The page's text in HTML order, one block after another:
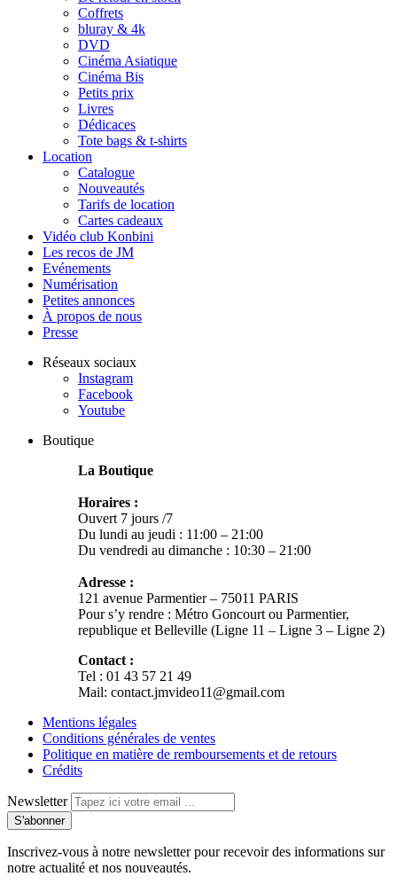
Coffrets
bluray & 4k
DVD
Cinéma Asiatique
Cinéma Bis
Petits prix
Livres
Dédicaces
Tote bags & t-shirts
Location
Catalogue
Nouveautés
Tarifs de location
Cartes cadeaux
Vidéo club Konbini
Les recos de JM
Evénements
Numérisation
Petites annonces
À propos de nous
Presse
Réseaux sociaux
Instagram
Facebook
Youtube
Boutique
La Boutique
Horaires :
Ouvert 7 jours /7
Du lundi au jeudi : 11:00 – 21:00
Du vendredi au dimanche : 10:30 – 21:00
Adresse :
121 avenue Parmentier – 75011 PARIS
Pour s’y rendre : Métro Goncourt ou Parmentier,
republique et Belleville (Ligne 11 – Ligne 3 – Ligne 2)
Contact :
Tel : 01 43 57 21 49
Mail: contact.jmvideo11@gmail.com
Mentions légales
Conditions générales de ventes
Politique en matière de remboursements et de retours
Crédits
Newsletter
Inscrivez-vous à notre newsletter pour recevoir des informations sur
notre actualité et nos nouveautés.